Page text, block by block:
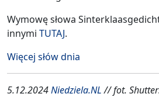
Wymowę słowa
innymi TUTAJ.
Więcej słów dnia
5.12.2024Niedziela.NL// fot.